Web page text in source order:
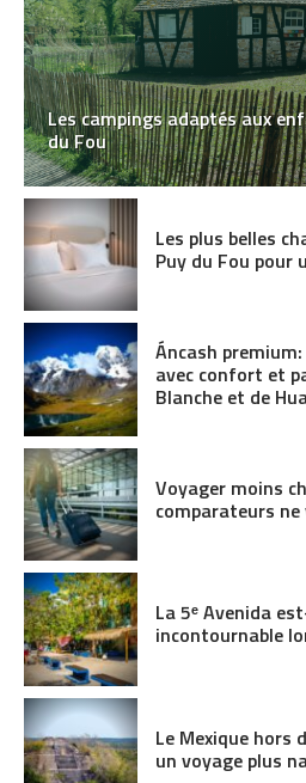
Les campings adaptés aux
du Fou
Les plus belles
Puy du Fou pour
Áncash
avec confort et
Blanche et de
Voyager moins
comparateurs
La 5ᵉ Avenida
incontournable
Le Mexique hors
un voyage plus